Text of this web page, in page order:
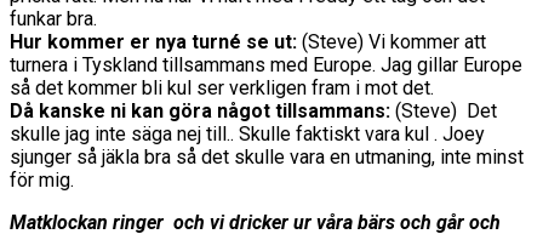
funkar bra.
Hur kommer er nya turné se ut: (Steve) Vi kommer att
turnera i Tyskland tillsammans med Europe. Jag gillar Europe
så det kommer bli kul ser verkligen fram i mot det.
Då kanske ni kan göra något tillsammans: (Steve) Det
skulle jag inte säga nej till.. Skulle faktiskt vara kul . Joey
sjunger så jäkla bra så det skulle vara en utmaning, inte minst
för mig.
Matklockan ringer och vi dricker ur våra bärs och går och